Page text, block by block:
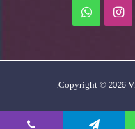
انستقرامواتساب
Copyright © 2026
.